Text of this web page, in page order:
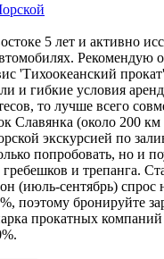
5 лет и активно
Рекомендую
'Тихоокеанский
и гибкие условия
то лучше всего
Славянка (около 200 км
экскурсией по
попробовать, но и
и трепанга.
(июль-сентябрь) спрос
поэтому бронируйте
прокатных